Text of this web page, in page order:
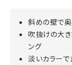
斜めの壁で
吹抜けの大
ング
淡いカラーで